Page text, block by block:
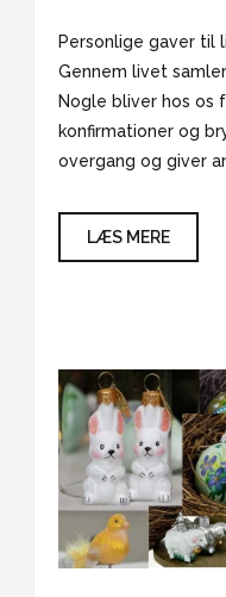
Personlige gaver til
Gennem livet
Nogle bliver hos os
konfirmationer og
overgang og giver
LÆS MERE